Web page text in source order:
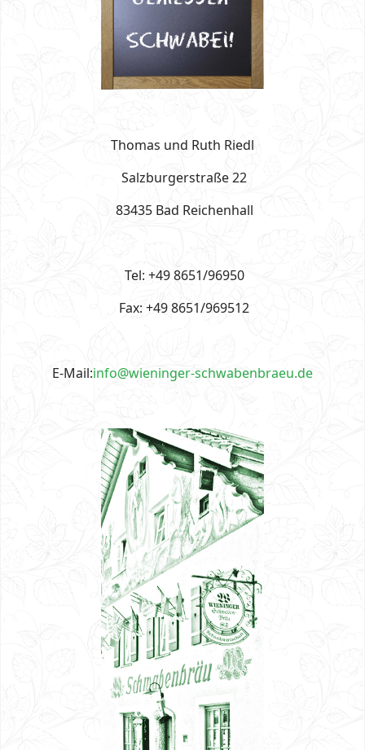
Thomas und Ruth Riedl
Salzburgerstraße 22
83435 Bad Reichenhall
Tel: +49 8651/96950
Fax: +49 8651/969512
E-Mail:info@wieninger-schwabenbraeu.de